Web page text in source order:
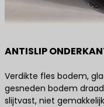
ANTISLIP
Verdikte fles bodem,
gesneden bodem
slijtvast, niet